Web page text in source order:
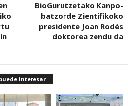
BioGurutzetako Kanpo-
batzorde Zientifikoko
presidente Joan Rodés
doktorea zendu da
interesar